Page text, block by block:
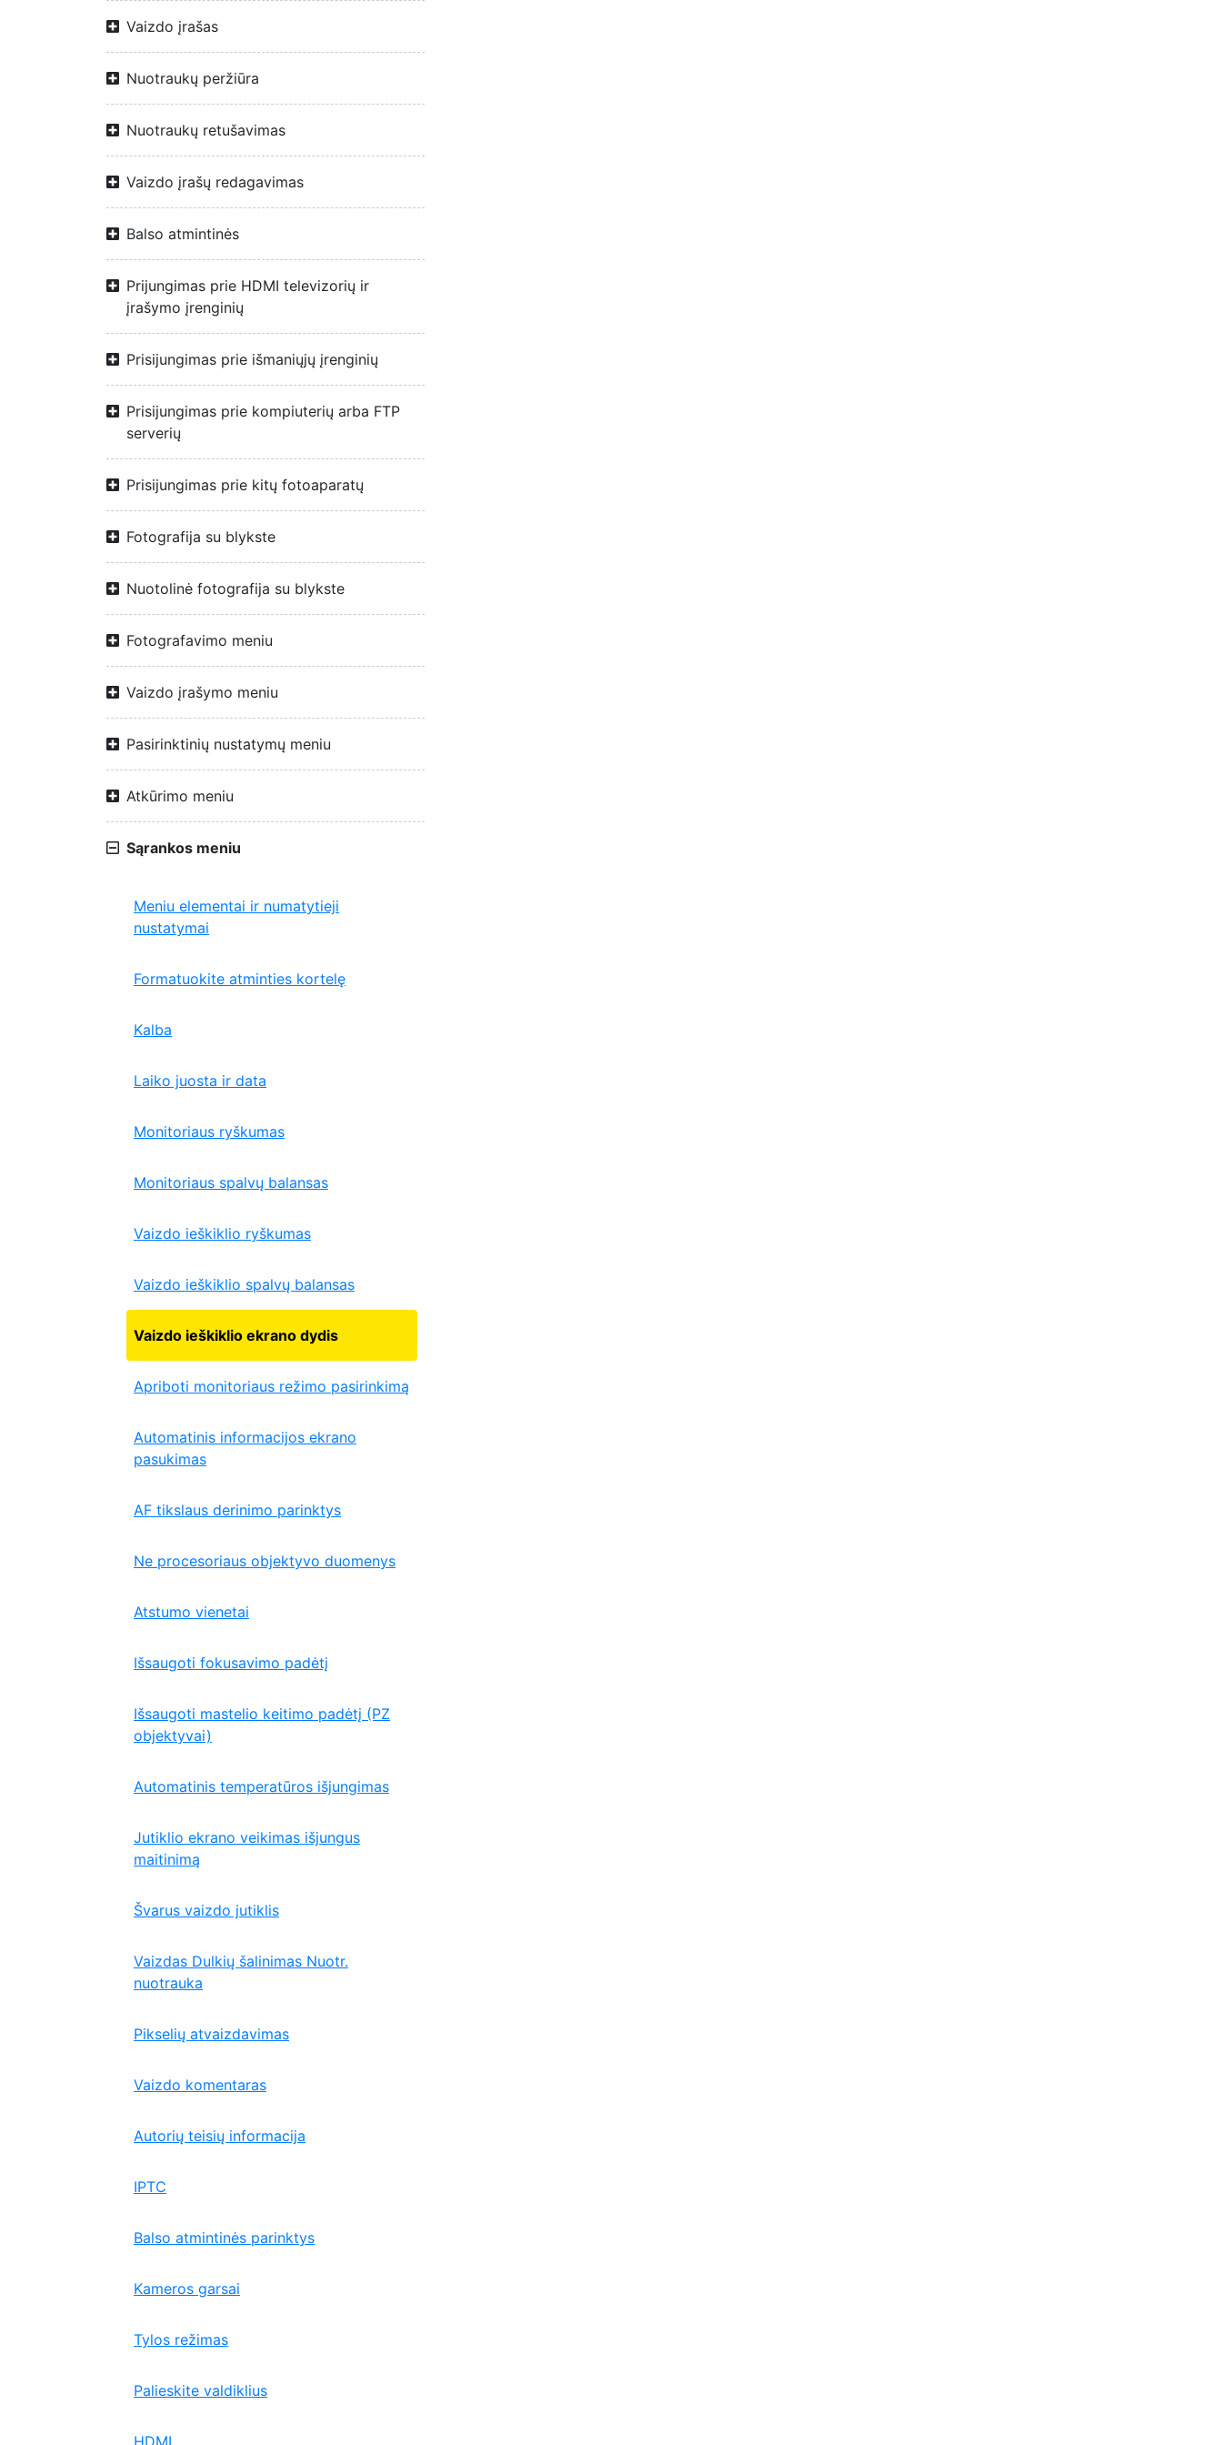
Vaizdo įrašas
Nuotraukų peržiūra
Nuotraukų retušavimas
Vaizdo įrašų redagavimas
Balso atmintinės
Prijungimas prie HDMI televizorių ir
įrašymo įrenginių
Prisijungimas prie išmaniųjų įrenginių
Prisijungimas prie kompiuterių arba FTP
serverių
Prisijungimas prie kitų fotoaparatų
Fotografija su blykste
Nuotolinė fotografija su blykste
Fotografavimo meniu
Vaizdo įrašymo meniu
Pasirinktinių nustatymų meniu
Atkūrimo meniu
Sąrankos meniu
Meniu elementai ir numatytieji
nustatymai
Formatuokite atminties kortelę
Kalba
Laiko juosta ir data
Monitoriaus ryškumas
Monitoriaus spalvų balansas
Vaizdo ieškiklio ryškumas
Vaizdo ieškiklio spalvų balansas
Vaizdo ieškiklio ekrano dydis
Apriboti monitoriaus režimo pasirinkimą
Automatinis informacijos ekrano
pasukimas
AF tikslaus derinimo parinktys
Ne procesoriaus objektyvo duomenys
Atstumo vienetai
Išsaugoti fokusavimo padėtį
Išsaugoti mastelio keitimo padėtį (PZ
objektyvai)
Automatinis temperatūros išjungimas
Jutiklio ekrano veikimas išjungus
maitinimą
Švarus vaizdo jutiklis
Vaizdas Dulkių šalinimas Nuotr.
nuotrauka
Pikselių atvaizdavimas
Vaizdo komentaras
Autorių teisių informacija
IPTC
Balso atmintinės parinktys
Kameros garsai
Tylos režimas
Palieskite valdiklius
HDMI